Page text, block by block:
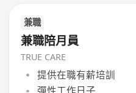
兼職
兼職陪月員
TRUE CARE
提供在職有薪培訓